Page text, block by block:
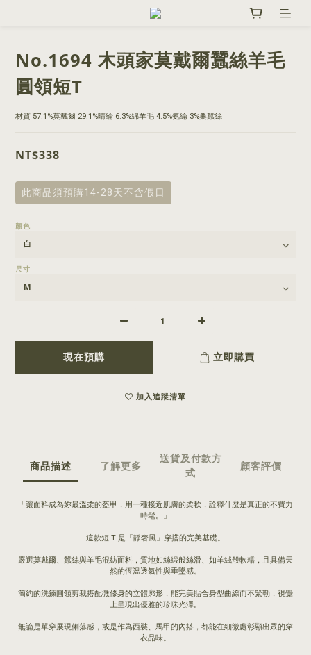
No.1694 木頭家莫戴爾蠶絲羊毛
圓領短T
材質 57.1%莫戴爾 29.1%晴綸 6.3%綿羊毛 4.5%氨綸 3%桑蠶絲
NT$338
此商品須預購14-28天不含假日
顏色
尺寸
現在預購 立即購買
加入追蹤清單
商品描述 了解更多
送貨及付款方
式
顧客評價
「讓面料成為妳最溫柔的盔甲，用一種接近肌膚的柔軟，詮釋什麼是真正的不費力
時髦。」
這款短 T 是「靜奢風」穿搭的完美基礎。
嚴選莫戴爾、蠶絲與羊毛混紡面料，質地如絲緞般絲滑、如羊絨般軟糯，且具備天
然的恆溫透氣性與垂墜感。
簡約的洗鍊圓領剪裁搭配微修身的立體廓形，能完美貼合身型曲線而不緊勒，視覺
上呈現出優雅的珍珠光澤。
無論是單穿展現俐落感，或是作為西裝、馬甲的內搭，都能在細微處彰顯出眾的穿
衣品味。